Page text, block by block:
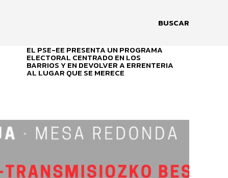
BUSCAR
EL PSE-EE PRESENTA UN PROGRAMA
ELECTORAL CENTRADO EN LOS
BARRIOS Y EN DEVOLVER A ERRENTERIA
AL LUGAR QUE SE MERECE